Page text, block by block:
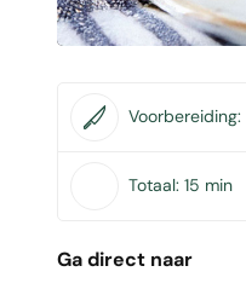
Voorbereiding:
Totaal: 15 min
Ga direct naar